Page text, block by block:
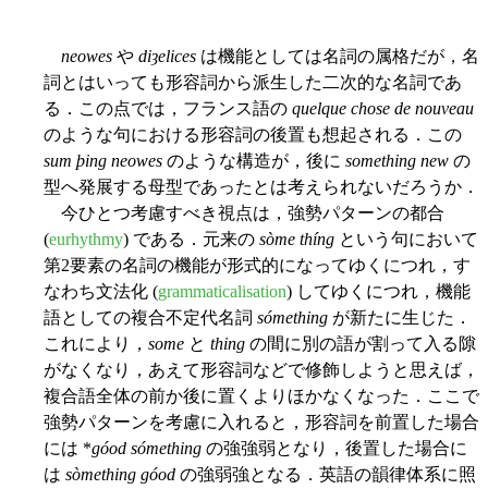
neowes や diȝelices は機能としては名詞の属格だが，名
詞とはいっても形容詞から派生した二次的な名詞であ
る．この点では，フランス語の quelque chose de nouveau
のような句における形容詞の後置も想起される．この
sum þing neowes のような構造が，後に something new の
型へ発展する母型であったとは考えられないだろうか．
今ひとつ考慮すべき視点は，強勢パターンの都合
(eurhythmy) である．元来の sòme thíng という句において
第2要素の名詞の機能が形式的になってゆくにつれ，す
なわち文法化 (grammaticalisation) してゆくにつれ，機能
語としての複合不定代名詞 sómething が新たに生じた．
これにより， some と thing の間に別の語が割って入る隙
がなくなり，あえて形容詞などで修飾しようと思えば，
複合語全体の前か後に置くよりほかなくなった．ここで
強勢パターンを考慮に入れると，形容詞を前置した場合
には *góod sómething の強強弱となり，後置した場合に
は sòmething góod の強弱強となる．英語の韻律体系に照